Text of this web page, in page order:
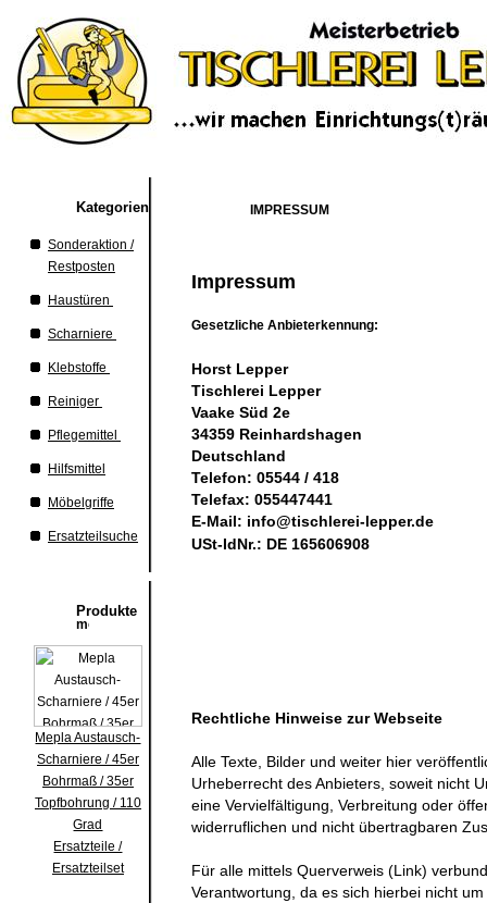
Kategorien
Sonderaktion /
Restposten
Haustüren
Scharniere
Klebstoffe
Reiniger
Pflegemittel
Hilfsmittel
Möbelgriffe
Ersatzteilsuche
Produkte
Mepla Austausch-
Scharniere / 45er
Bohrmaß / 35er
Topfbohrung / 110
Grad
Ersatzteile /
Ersatzteilset
IMPRESSUM
Impressum
Gesetzliche Anbieterkennung:
Horst Lepper
Tischlerei Lepper
Vaake Süd 2e
34359 Reinhardshagen
Deutschland
Telefon: 05544 / 418
Telefax: 055447441
E-Mail: info@tischlerei-lepper.de
USt-IdNr.: DE 165606908
Rechtliche Hinweise zur Webseite
Alle Texte, Bilder und weiter hier
Urheberrecht des Anbieters, soweit nicht
eine Vervielfältigung, Verbreitung oder
widerruflichen und nicht übertragbaren
Für alle mittels Querverweis (Link)
Verantwortung, da es sich hierbei nicht